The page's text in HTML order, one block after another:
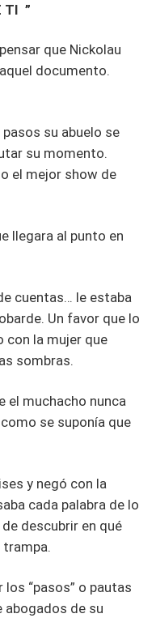
cumple con sus
solo así logrará
Kronos. Una
incluye entre otras
hará Mila cuando
por contrato con el
Kronos?
TI ”
que Nickolau
documento.
su abuelo se
su momento.
el mejor show de
llegara al punto en
cuentas… le estaba
Un favor que lo
con la mujer que
sombras.
el muchacho nunca
se suponía que
y negó con la
cada palabra de lo
descubrir en qué
“pasos” o pautas
abogados de su